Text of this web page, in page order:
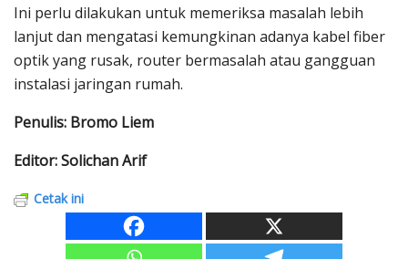
Ini perlu dilakukan untuk memeriksa masalah lebih
lanjut dan mengatasi kemungkinan adanya kabel fiber
optik yang rusak, router bermasalah atau gangguan
instalasi jaringan rumah.
Penulis: Bromo Liem
Editor: Solichan Arif
Cetak ini